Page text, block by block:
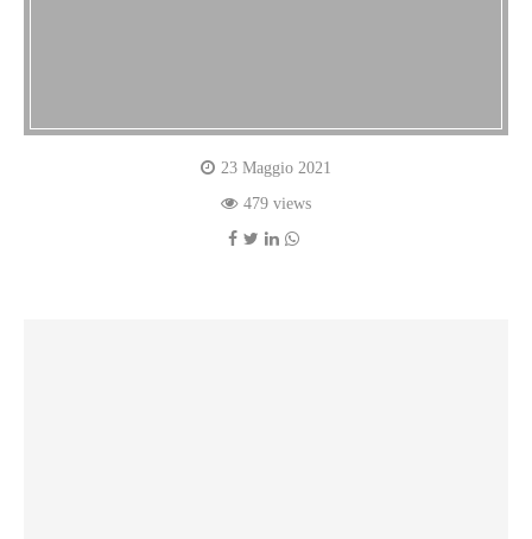
23 Maggio 2021
479 views